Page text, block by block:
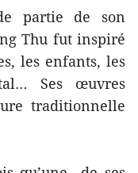
partie de son
Thu fut inspiré
les enfants, les
Ses œuvres
traditionnelle